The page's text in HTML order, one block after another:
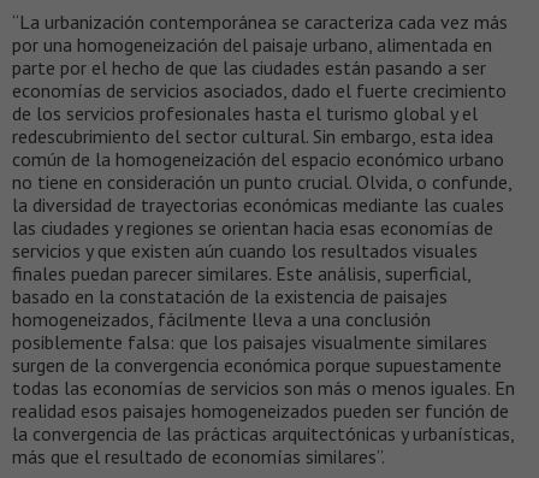
“La urbanización contemporánea se caracteriza cada vez más
por una homogeneización del paisaje urbano, alimentada en
parte por el hecho de que las ciudades están pasando a ser
economías de servicios asociados, dado el fuerte crecimiento
de los servicios profesionales hasta el turismo global y el
redescubrimiento del sector cultural. Sin embargo, esta idea
común de la homogeneización del espacio económico urbano
no tiene en consideración un punto crucial. Olvida, o confunde,
la diversidad de trayectorias económicas mediante las cuales
las ciudades y regiones se orientan hacia esas economías de
servicios y que existen aún cuando los resultados visuales
finales puedan parecer similares. Este análisis, superficial,
basado en la constatación de la existencia de paisajes
homogeneizados, fácilmente lleva a una conclusión
posiblemente falsa: que los paisajes visualmente similares
surgen de la convergencia económica porque supuestamente
todas las economías de servicios son más o menos iguales. En
realidad esos paisajes homogeneizados pueden ser función de
la convergencia de las prácticas arquitectónicas y urbanísticas,
más que el resultado de economías similares”.